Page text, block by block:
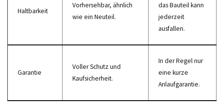
Haltbarkeit
Vorhersehbar, ähnlich
wie ein Neuteil.
das Bauteil kann
jederzeit
ausfallen.
Garantie
Voller Schutz und
Kaufsicherheit.
In der Regel nur
eine kurze
Anlaufgarantie.